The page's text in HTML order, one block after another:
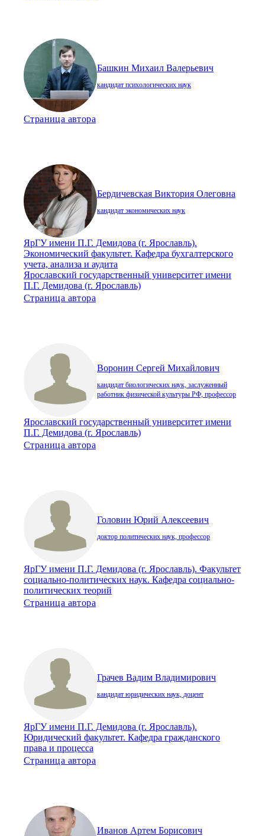
Башкин Михаил Валерьевич
кандидат психологических наук
Страница автора
Бердичевская Виктория Олеговна
кандидат экономических наук
ЯрГУ имени П.Г. Демидова (г. Ярославль).
Экономический факультет. Кафедра бухгалтерского
учета, анализа и аудита
Ярославский государственный университет имени
П.Г. Демидова (г. Ярославль)
Страница автора
Воронин Сергей Михайлович
кандидат биологических наук, заслуженный
работник физической культуры РФ, профессор
Ярославский государственный университет имени
П.Г. Демидова (г. Ярославль)
Страница автора
Головин Юрий Алексеевич
доктор политических наук, профессор
ЯрГУ имени П.Г. Демидова (г. Ярославль). Факультет
социально-политических наук. Кафедра социально-
политических теорий
Страница автора
Грачев Вадим Владимирович
кандидат юридических наук, доцент
ЯрГУ имени П.Г. Демидова (г. Ярославль).
Юридический факультет. Кафедра гражданского
права и процесса
Страница автора
Иванов Артем Борисович